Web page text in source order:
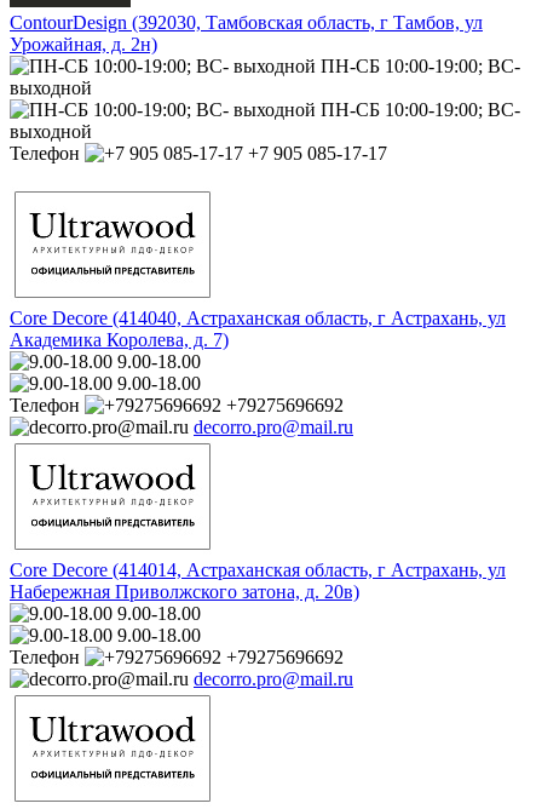
ContourDesign (392030, Тамбовская область, г Тамбов, ул
Урожайная, д. 2н)
ПН-СБ 10:00-19:00; ВС-
выходной
ПН-СБ 10:00-19:00; ВС-
выходной
Телефон
+7 905 085-17-17
Core Decore (414040, Астраханская область, г Астрахань, ул
Академика Королева, д. 7)
9.00-18.00
9.00-18.00
Телефон
+79275696692
decorro.pro@mail.ru
Core Decore (414014, Астраханская область, г Астрахань, ул
Набережная Приволжского затона, д. 20в)
9.00-18.00
9.00-18.00
Телефон
+79275696692
decorro.pro@mail.ru